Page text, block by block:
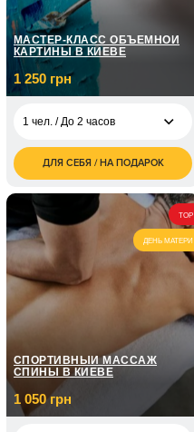
МАСТЕР-КЛАСС ОБЪЕМНОЙ
КАРТИНЫ В КИЕВЕ
1 250 грн
1 чел. / До 2 часов
1 250
грн
2 чел. / 2 часа
2 500
грн
ДЛЯ СЕБЯ / НА ПОДАРОК
TOP
ДЕНЬ МАТЕРИ
СПОРТИВНЫЙ МАССАЖ
СПИНЫ В КИЕВЕ
1 050 грн